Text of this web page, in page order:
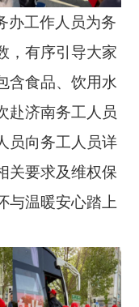
办工作人员为务
，有序引导大家
含食品、饮用水
赴济南务工人员
员向务工人员详
关要求及维权保
与温暖安心踏上